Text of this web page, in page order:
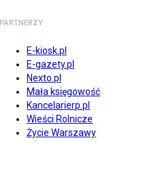
PARTNERZY
E-kiosk.pl
E-gazety.pl
Nexto.pl
Mała księgowość
Kancelarierp.pl
Wieści Rolnicze
Życie Warszawy